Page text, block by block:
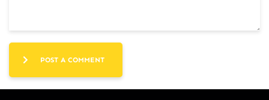
POST A COMMENT